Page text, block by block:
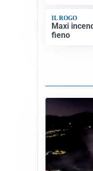
IL ROGO
Maxi
fieno